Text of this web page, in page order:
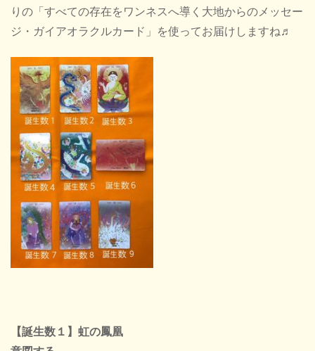
りの「すべての存在をワンネスへ導く大地からのメッセー
ジ・ガイアオラクルカード」を使ってお届けしますね♬
【誕生数１】虹の鳳凰